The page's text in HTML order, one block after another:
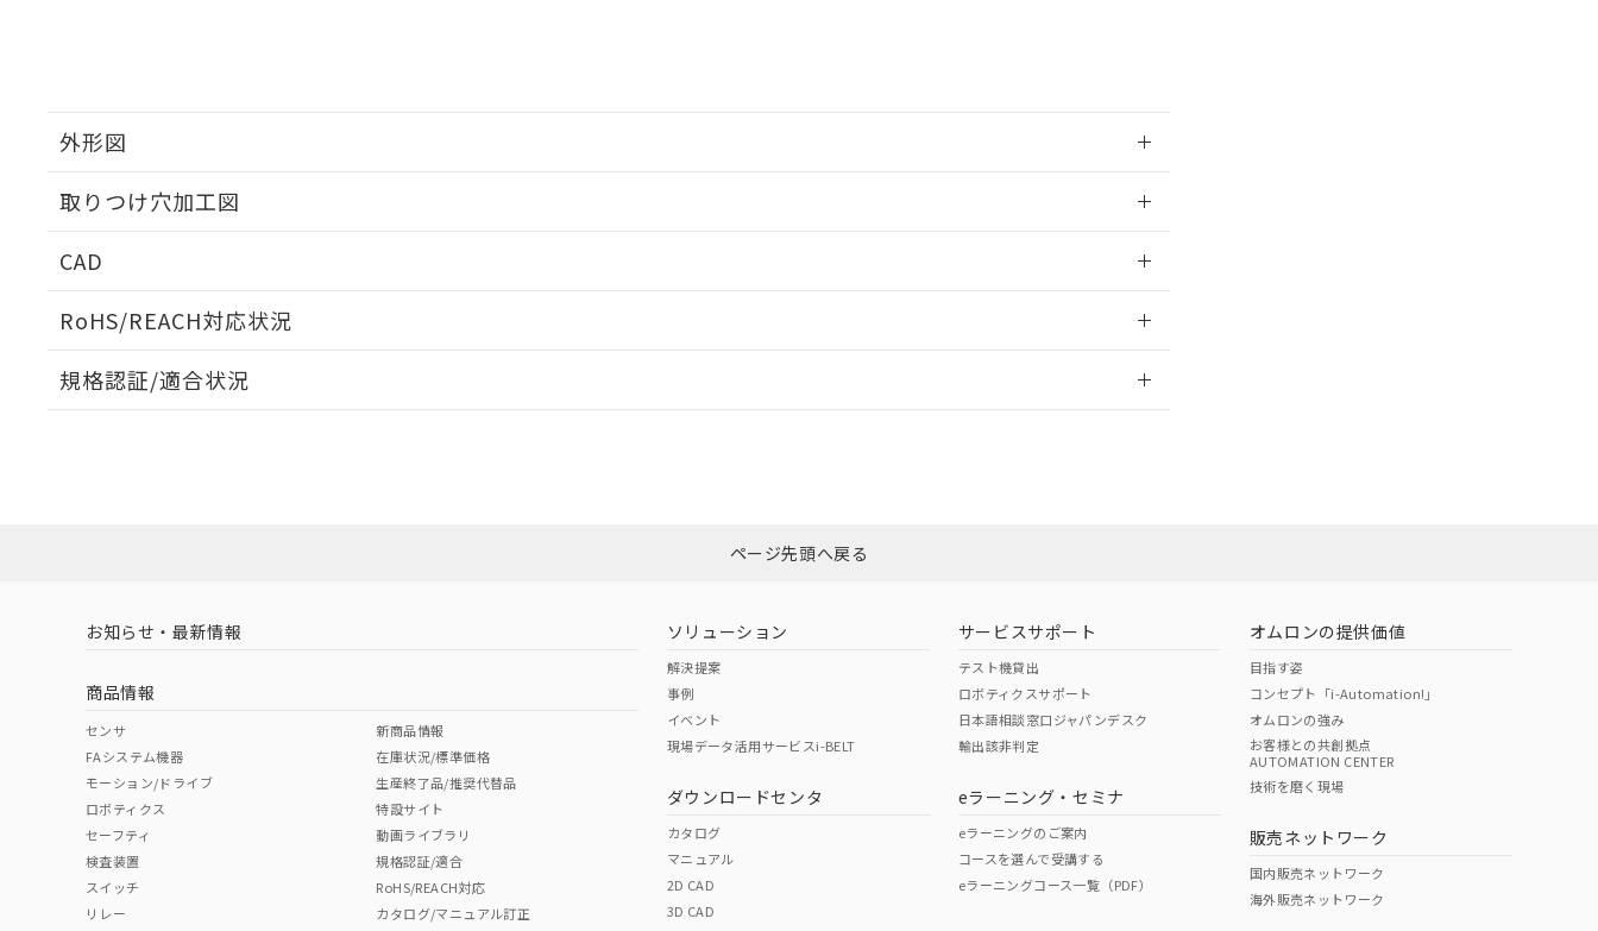
外形図
取りつけ穴加工図
CAD
RoHS/REACH対応状況
EU RoHS 注意事項・凡例
ダウンロードはこちら
中国 RoHS 注意事項・凡例
中国 RoHS表
Pb Hg Cr(VI)
O O
規格認証/適合状況
ページ先頭へ戻る
お知らせ・最新情報
商品情報
センサ
FAシステム機器
モーション/ドライブ
ロボティクス
セーフティ
検査装置
スイッチ
リレー
新商品情報
在庫状況/標準価格
生産終了品/推奨代替品
特設サイト
動画ライブラリ
規格認証/適合
RoHS/REACH対応
カタログ/マニュアル訂正
ソリューション
解決提案
事例
イベント
現場データ活用サービスi-BELT
ダウンロードセンタ
カタログ
マニュアル
2D CAD
3D CAD
サービスサポート
テスト機貸出
ロボティクスサポート
日本語相談窓口ジャパンデスク
輸出該非判定
eラーニング・セミナ
eラーニングのご案内
コースを選んで受講する
eラーニングコース一覧（PDF）
オムロンの提供価値
目指す姿
コンセプト「i-Automation!」
オムロンの強み
お客様との共創拠点
AUTOMATION CENTER
技術を磨く現場
販売ネットワーク
国内販売ネットワーク
海外販売ネットワーク